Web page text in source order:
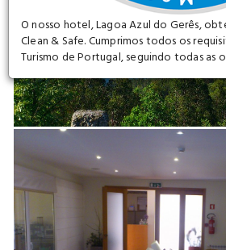
O nosso hotel, Lagoa Azul do Gerês,
Clean & Safe. Cumprimos todos os
Turismo de Portugal, seguindo todas as